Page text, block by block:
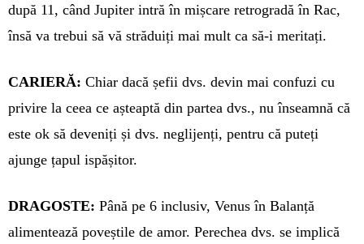
după 11, când Jupiter intră în mișcare retro­gradă în Rac,
însă va trebui să vă străduiți mai mult ca să-i meritați.
CARIERĂ: Chiar dacă șefii dvs. de­­vin mai confuzi cu
privire la ceea ce așteaptă din partea dvs., nu în­seamnă că
este ok să deveniți și dvs. neglijenți, pentru că puteți
ajunge țapul ispășitor.
DRAGOSTE: Până pe 6 in­clu­siv, Venus în Balanță
alimen­tea­ză po­veștile de amor. Perechea dvs. se implică